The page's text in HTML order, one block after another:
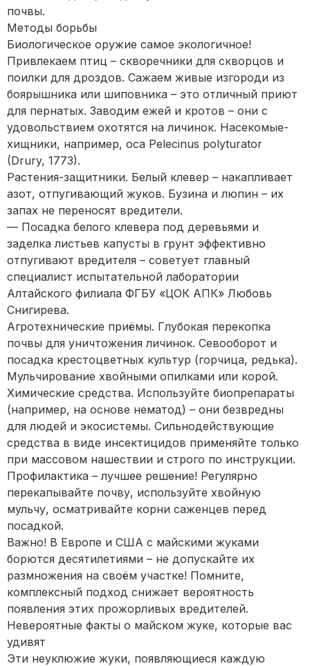
почвы.
Методы борьбы
Биологическое оружие самое экологичное!
Привлекаем птиц – скворечники для скворцов и
поилки для дроздов. Сажаем живые изгороди из
боярышника или шиповника – это отличный приют
для пернатых. Заводим ежей и кротов – они с
удовольствием охотятся на личинок. Насекомые-
хищники, например, оса Pelecinus polyturator
(Drury, 1773).
Растения-защитники. Белый клевер – накапливает
азот, отпугивающий жуков. Бузина и люпин – их
запах не переносят вредители.
— Посадка белого клевера под деревьями и
заделка листьев капусты в грунт эффективно
отпугивают вредителя – советует главный
специалист испытательной лаборатории
Алтайского филиала ФГБУ «ЦОК АПК» Любовь
Снигирева.
Агротехнические приёмы. Глубокая перекопка
почвы для уничтожения личинок. Севооборот и
посадка крестоцветных культур (горчица, редька).
Мульчирование хвойными опилками или корой.
Химические средства. Используйте биопрепараты
(например, на основе нематод) – они безвредны
для людей и экосистемы. Сильнодействующие
средства в виде инсектицидов применяйте только
при массовом нашествии и строго по инструкции.
Профилактика – лучшее решение! Регулярно
перекапывайте почву, используйте хвойную
мульчу, осматривайте корни саженцев перед
посадкой.
Важно! В Европе и США с майскими жуками
борются десятилетиями – не допускайте их
размножения на своём участке! Помните,
комплексный подход снижает вероятность
появления этих прожорливых вредителей.
Невероятные факты о майском жуке, которые вас
удивят
Эти неуклюжие жуки, появляющиеся каждую